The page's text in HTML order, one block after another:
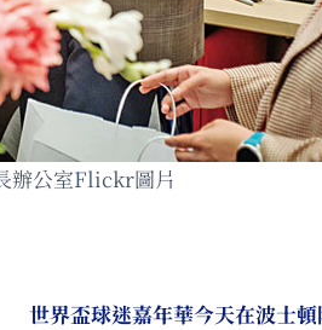
辦公室Flickr圖片
世界盃球迷嘉年華今天在波士